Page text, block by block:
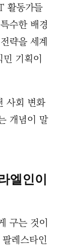
활동가들
수한 배경
략을 세계
기획이
사회 변화
개념이 말
엘인이
구는 것이
레스타인